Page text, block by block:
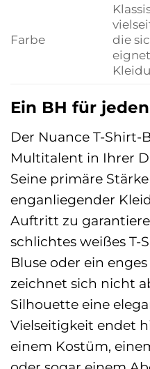
Farbe
die
Ein BH für
Der Nuance T-Shirt-
Multitalent in Ihrer
Seine primäre
enganliegender
Auftritt zu
schlichtes weißes T-
Bluse oder ein
zeichnet sich nicht
Silhouette eine
Vielseitigkeit endet
einem Kostüm,